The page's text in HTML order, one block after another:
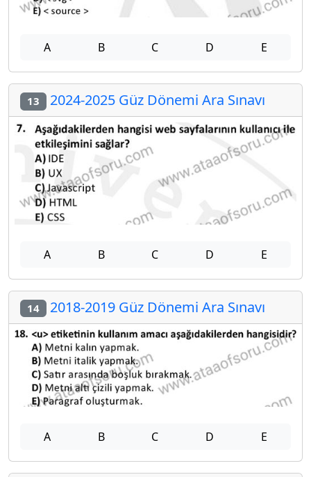
A B C D E
13 2024-2025 Güz Dönemi Ara Sınavı
A B C D E
14 2018-2019 Güz Dönemi Ara Sınavı
A B C D E